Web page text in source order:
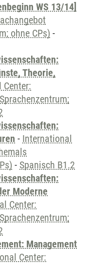
WS 13/14]
ohne CPs) -
Theorie,
- International
- Spanisch B1.2
Moderne
Center:
Management
Center: